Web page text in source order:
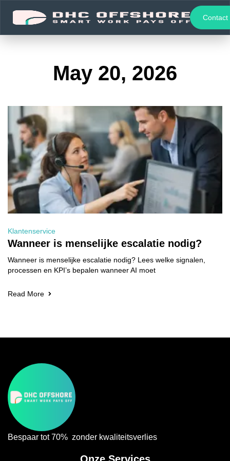
Contact
May 20, 2026
Klantenservice
Wanneer is menselijke escalatie nodig?
Wanneer is menselijke escalatie nodig? Lees welke signalen,
processen en KPI’s bepalen wanneer AI moet
Read More
Bespaar tot 70% zonder kwaliteitsverlies